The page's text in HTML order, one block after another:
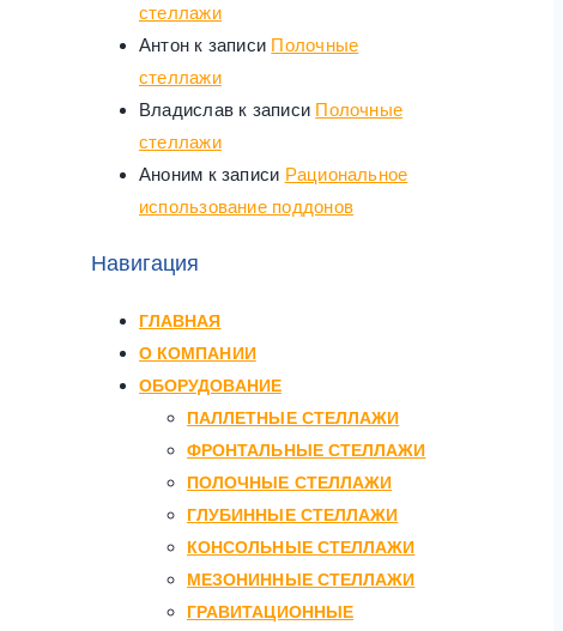
стеллажи
Антон к записи Полочные
стеллажи
Владислав к записи Полочные
стеллажи
Аноним к записи Рациональное
использование поддонов
Навигация
ГЛАВНАЯ
О КОМПАНИИ
ОБОРУДОВАНИЕ
ПАЛЛЕТНЫЕ СТЕЛЛАЖИ
ФРОНТАЛЬНЫЕ СТЕЛЛАЖИ
ПОЛОЧНЫЕ СТЕЛЛАЖИ
ГЛУБИННЫЕ СТЕЛЛАЖИ
КОНСОЛЬНЫЕ СТЕЛЛАЖИ
МЕЗОНИННЫЕ СТЕЛЛАЖИ
ГРАВИТАЦИОННЫЕ